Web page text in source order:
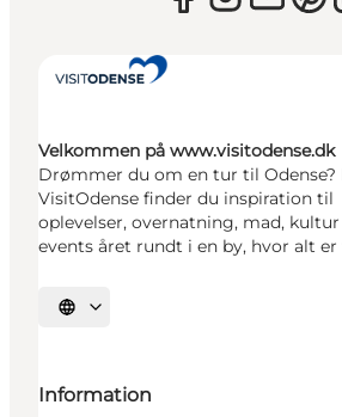
Velkommen på www.visitodense.dk
Drømmer du om en tur til Odense?
VisitOdense finder du inspiration til
oplevelser, overnatning, mad,
events året rundt i en by, hvor alt
Vælg sprog
Information